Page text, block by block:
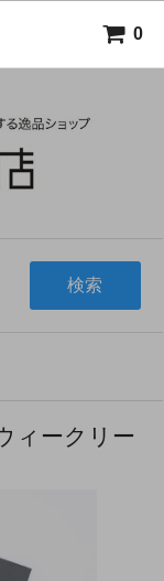
0
検索
ィークリー